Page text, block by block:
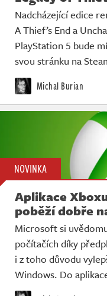
Nadcházející edice
A Thief’s End a
PlayStation 5 bude
svou stránku na
Michal Burian
NOVINKA
Aplikace
poběží dobře
Microsoft si
počítačích díky
i z toho důvodu
Windows. Do